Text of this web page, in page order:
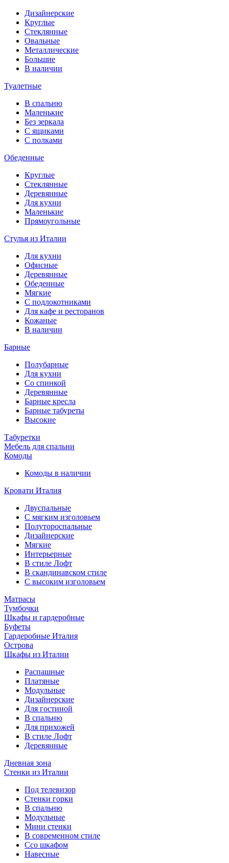
Дизайнерские
Круглые
Стеклянные
Овальные
Металлические
Большие
В наличии
Туалетные
В спальню
Маленькие
Без зеркала
С ящиками
С полками
Обеденные
Круглые
Стеклянные
Деревянные
Для кухни
Маленькие
Прямоугольные
Стулья из Италии
Для кухни
Офисные
Деревянные
Обеденные
Мягкие
С подлокотниками
Для кафе и ресторанов
Кожаные
В наличии
Барные
Полубарные
Для кухни
Со спинкой
Деревянные
Барные кресла
Барные табуреты
Высокие
Табуретки
Мебель для спальни
Комоды
Комоды в наличии
Кровати Италия
Двуспальные
С мягким изголовьем
Полутороспальные
Дизайнерские
Мягкие
Интерьерные
В стиле Лофт
В скандинавском стиле
С высоким изголовьем
Матрасы
Тумбочки
Шкафы и гардеробные
Буфеты
Гардеробные Италия
Острова
Шкафы из Италии
Распашные
Платяные
Модульные
Дизайнерские
Для гостиной
В спальню
Для прихожей
В стиле Лофт
Деревянные
Дневная зона
Стенки из Италии
Под телевизор
Стенки горки
В спальню
Модульные
Мини стенки
В современном стиле
Ссо шкафом
Навесные